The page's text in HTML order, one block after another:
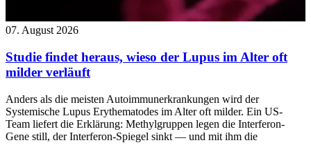
07. August 2026
Studie findet heraus, wieso der Lupus im Alter oft
milder verläuft
Anders als die meisten Autoimmunerkrankungen wird der
Systemische Lupus Erythematodes im Alter oft milder. Ein US-
Team liefert die Erklärung: Methylgruppen legen die Interferon-
Gene still, der Interferon-Spiegel sinkt — und mit ihm die